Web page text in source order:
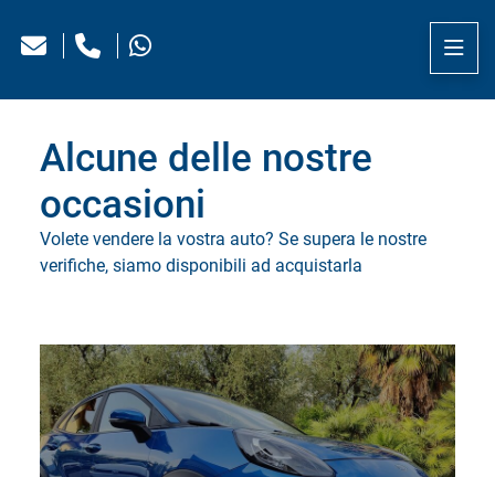
Alcune delle nostre
occasioni
Volete vendere la vostra auto? Se supera le nostre
verifiche, siamo disponibili ad acquistarla